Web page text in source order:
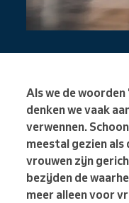
Als we de
denken we vaak
verwennen.
meestal gezien
vrouwen zijn
bezijden de
meer alleen voor